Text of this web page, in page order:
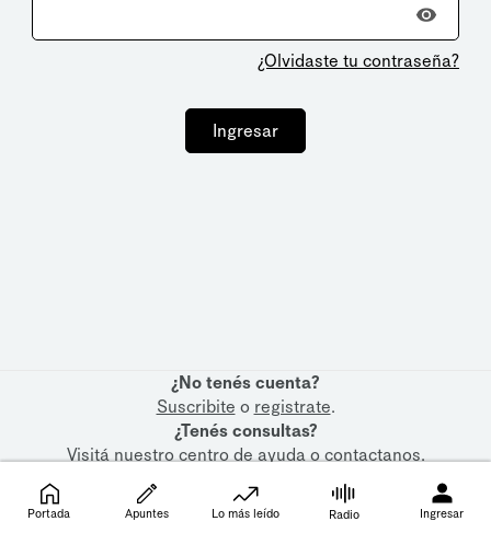
¿Olvidaste tu contraseña?
Ingresar
¿No tenés cuenta?
Suscribite o registrate.
¿Tenés consultas?
Visitá nuestrocentro de ayudaocontactanos.
Portada Apuntes Lo más leído Radio Ingresar